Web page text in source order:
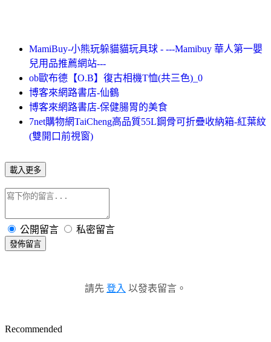
MamiBuy-小熊玩躲貓貓玩具球 - ---Mamibuy 華人第一嬰
兒用品推薦網站---
ob歐布德【O.B】復古相機T恤(共三色)_0
博客來網路書店-仙鶴
博客來網路書店-保健腸胃的美食
7net購物網TaiCheng高品質55L鋼骨可折疊收納箱-紅葉紋
(雙開口前視窗)
載入更多
公開留言 私密留言
發佈留言
請先 登入 以發表留言。
Recommended